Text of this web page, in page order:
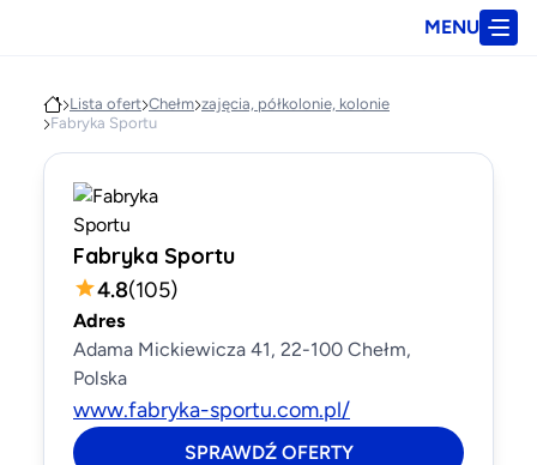
MENU
Lista ofert Chełm zajęcia, półkolonie, kolonie
Fabryka Sportu
Fabryka Sportu
4.8(105)
Adres
Adama Mickiewicza 41, 22-100 Chełm,
Polska
www.fabryka-sportu.com.pl/
SPRAWDŹ OFERTY